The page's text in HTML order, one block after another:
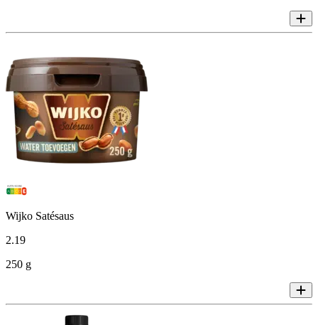
Wijko Satésaus
2.19
250 g